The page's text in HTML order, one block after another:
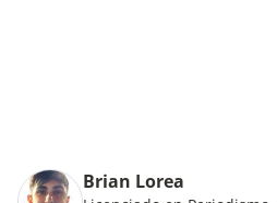
Brian Lorea